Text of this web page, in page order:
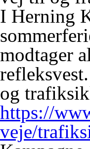
I Herning
modtager
og
https://
veje/